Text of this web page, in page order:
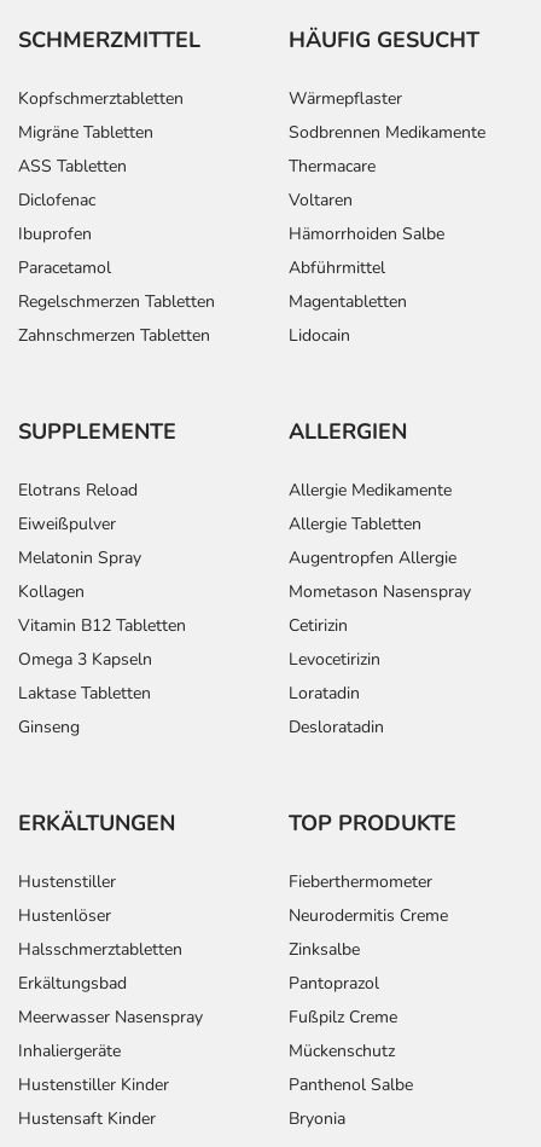
SCHMERZMITTEL
Kopfschmerztabletten
Migräne Tabletten
ASS Tabletten
Diclofenac
Ibuprofen
Paracetamol
Regelschmerzen Tabletten
Zahnschmerzen Tabletten
HÄUFIG GESUCHT
Wärmepflaster
Sodbrennen Medikamente
Thermacare
Voltaren
Hämorrhoiden Salbe
Abführmittel
Magentabletten
Lidocain
SUPPLEMENTE
Elotrans Reload
Eiweißpulver
Melatonin Spray
Kollagen
Vitamin B12 Tabletten
Omega 3 Kapseln
Laktase Tabletten
Ginseng
ALLERGIEN
Allergie Medikamente
Allergie Tabletten
Augentropfen Allergie
Mometason Nasenspray
Cetirizin
Levocetirizin
Loratadin
Desloratadin
ERKÄLTUNGEN
Hustenstiller
Hustenlöser
Halsschmerztabletten
Erkältungsbad
Meerwasser Nasenspray
Inhaliergeräte
Hustenstiller Kinder
Hustensaft Kinder
TOP PRODUKTE
Fieberthermometer
Neurodermitis Creme
Zinksalbe
Pantoprazol
Fußpilz Creme
Mückenschutz
Panthenol Salbe
Bryonia